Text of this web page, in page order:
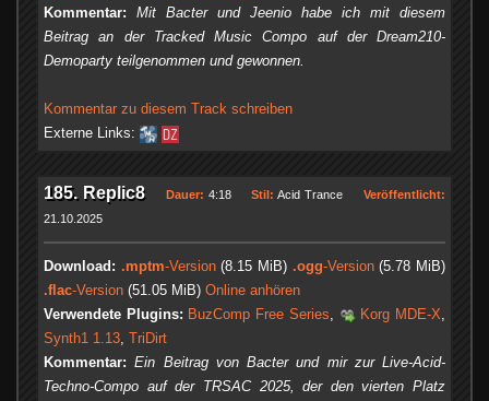
Kommentar:
Mit Bacter und Jeenio habe ich mit diesem
Beitrag an der Tracked Music Compo auf der Dream210-
Demoparty teilgenommen und gewonnen.
Kommentar zu diesem Track schreiben
Externe Links:
185. Replic8 Dauer: 4:18 Stil: Acid Trance
Veröffentlicht:
21.10.2025
Download: .mptm-Version(8.15 MiB) .ogg-Version(5.78 MiB)
.flac-Version (51.05 MiB) Online anhören
Verwendete Plugins: BuzComp Free Series, Korg MDE-X,
Synth1 1.13, TriDirt
Kommentar: Ein Beitrag von Bacter und mir zur Live-Acid-
Techno-Compo auf der TRSAC 2025, der den vierten Platz